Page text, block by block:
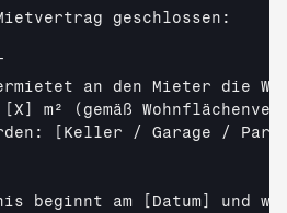
geschlossen:
an den Mieter die
[X]
m² (gemäß
[Keller / Garage /
beginnt am
[Datum]
und